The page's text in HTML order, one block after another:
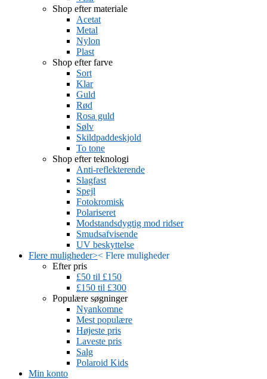
Shop efter materiale
Acetat
Metal
Nylon
Plast
Shop efter farve
Sort
Klar
Guld
Rød
Rosa guld
Sølv
Skildpaddeskjold
To tone
Shop efter teknologi
Anti-reflekterende
Slagfast
Spejl
Fotokromisk
Polariseret
Modstandsdygtig mod ridser
Smudsafvisende
UV beskyttelse
Flere muligheder>< Flere muligheder
Efter pris
£50 til £150
£150 til £300
Populære søgninger
Nyankomne
Mest populære
Højeste pris
Laveste pris
Salg
Polaroid Kids
Min konto